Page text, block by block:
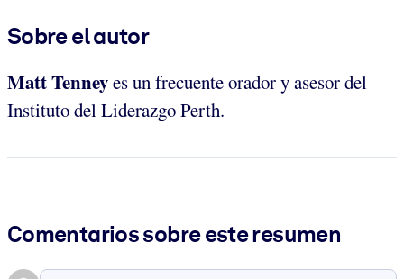
Sobre el autor
Matt Tenneyes un frecuente orador y asesor del
Instituto del Liderazgo Perth.
Comentarios sobre este resumen